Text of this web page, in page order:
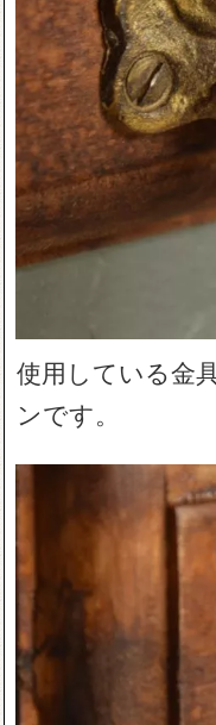
使用している金
ンです。